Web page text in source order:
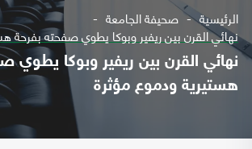
الرئيسية صحيفة الجامعة
نهائي القرن بين ريفير وبوكا يطوي صفحته بفرحة
نهائي القرن بين ريفير وبوكا يطوي
هستيرية ودموع مؤثرة